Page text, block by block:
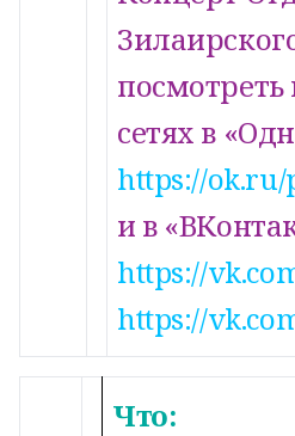
сетях в
https://ok.ru/
и в
https://
https://
Что: